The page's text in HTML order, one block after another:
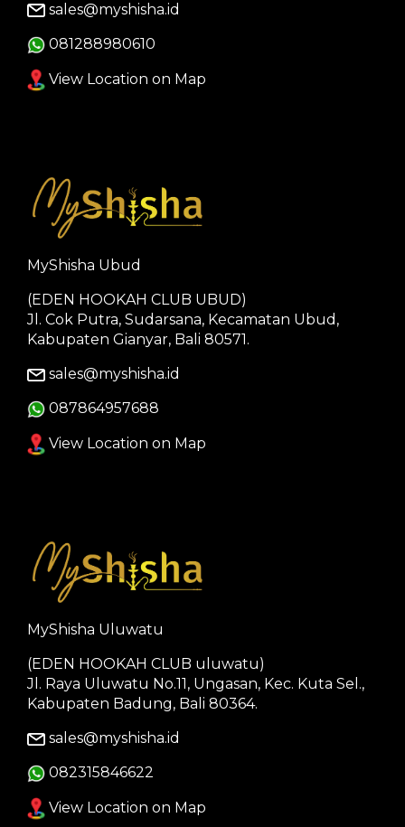
sales@myshisha.id
081288980610
View Location on Map
MyShisha Ubud
(EDEN HOOKAH CLUB UBUD)
Jl. Cok Putra, Sudarsana, Kecamatan Ubud,
Kabupaten Gianyar, Bali 80571.
sales@myshisha.id
087864957688
View Location on Map
MyShisha Uluwatu
(EDEN HOOKAH CLUB uluwatu)
Jl. Raya Uluwatu No.11, Ungasan, Kec. Kuta Sel.,
Kabupaten Badung, Bali 80364.
sales@myshisha.id
082315846622
View Location on Map